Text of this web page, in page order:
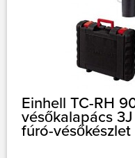
Einhell TC-RH
vésőkalapács
fúró-vésőkészlet